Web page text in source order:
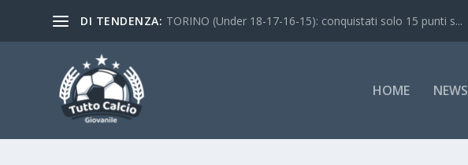
DI TENDENZA: TORINO (Under 18-17-16-15): conquistati solo 15 punti s...
HOME NEWS